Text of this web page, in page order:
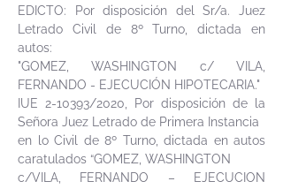
EDICTO: Por disposición del Sr/a. Juez
Letrado Civil de 8º Turno, dictada en
autos:
"GOMEZ, WASHINGTON c/ VILA,
FERNANDO - EJECUCIÓN HIPOTECARIA."
IUE 2-10393/2020, Por disposición de la
Señora Juez Letrado de Primera Instancia
en lo Civil de 8º Turno, dictada en autos
caratulados “GOMEZ, WASHINGTON
c/VILA, FERNANDO – EJECUCION